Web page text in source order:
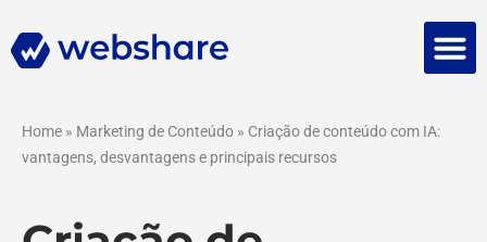
Home » Marketing de Conteúdo » Criação de conteúdo com IA:
vantagens, desvantagens e principais recursos